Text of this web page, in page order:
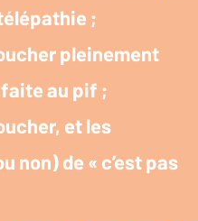
;
pleinement
au pif ;
et les
non) de « c’est pas